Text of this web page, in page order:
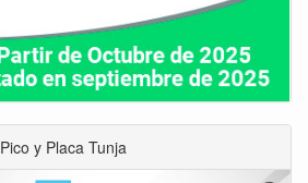
Pico y Placa Tunja